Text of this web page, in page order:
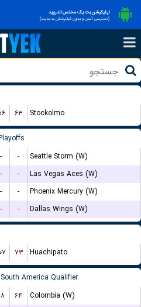
اپلیکیشن بت یک مختص اندروید
(دسترسی آسان و بدون فیلترشکن به سایت)
۶۳ Stockolmo
- -
Seattle Storm (W)
- -
Las Vegas Aces (W)
- -
Phoenix Mercury (W)
- - Dallas Wings (W)
۷۳ Huachipato
America Qualifier
۶۴
Colombia (W)